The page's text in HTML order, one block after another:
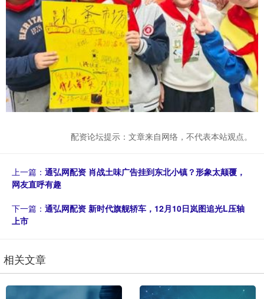
配资论坛提示：文章来自网络，不代表本站观点。
上一篇： 通弘网配资 肖战土味广告挂到东北小镇？形象太颠覆，
网友直呼有趣
下一篇： 通弘网配资 新时代旗舰轿车，12月10日岚图追光L压轴
上市
相关文章